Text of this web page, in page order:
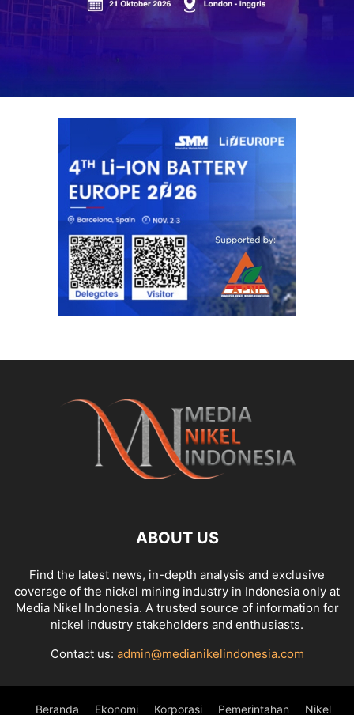
ABOUT US
Find the latest news, in-depth analysis and exclusive
coverage of the nickel mining industry in Indonesia only at
Media Nikel Indonesia. A trusted source of information for
nickel industry stakeholders and enthusiasts.
Contact us: admin@medianikelindonesia.com
Beranda Ekonomi Korporasi Pemerintahan Nikel